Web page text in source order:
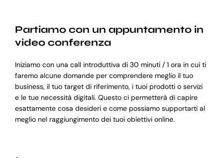
Partiamo con un appuntamento in
video conferenza
Iniziamo con una call introduttiva di 30 minuti / 1 ora in cui ti
faremo alcune domande per comprendere meglio il tuo
business, il tuo target di riferimento, i tuoi prodotti o servizi
e le tue necessità digitali. Questo ci permetterà di capire
esattamente cosa desideri e come possiamo supportarti al
meglio nel raggiungimento dei tuoi obiettivi online.